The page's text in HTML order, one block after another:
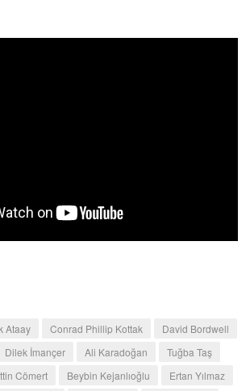
Ataay Conrad Phillip Kottak
David Bordwell
Dilek İmançer Ali Karadoğan
Tuğba Taş
Cömert Beybin Kejanlıoğlu
Ertan Yılmaz